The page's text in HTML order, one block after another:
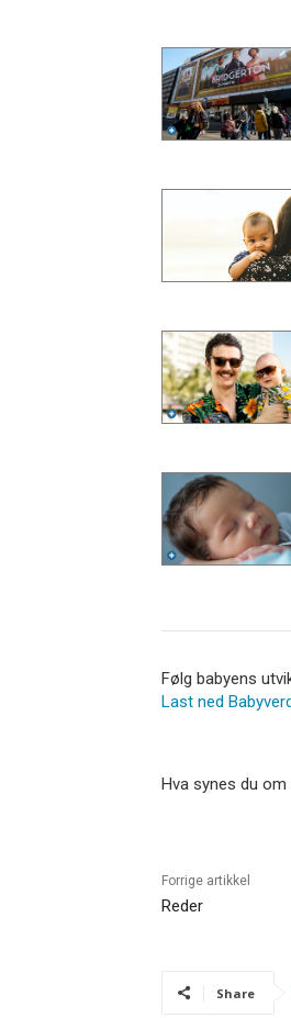
Følg babyens
Last ned
Hva synes du om
Forrige artikkel
Reder
Share